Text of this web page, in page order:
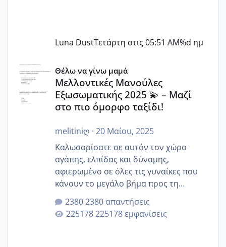
Luna DustΤετάρτη στις 05:51 AM%d ημ
Μελλοντικές Μανούλες Εξωσωματικής 2025 💫 – Μαζί
Θέλω να γίνω μαμά
Μελλοντικές Μανούλες
Εξωσωματικής 2025 💫 – Μαζί
στο πιο όμορφο ταξίδι!
melitiniღ · 20 Μαίου, 2025
Καλωσορίσατε σε αυτόν τον χώρο
αγάπης, ελπίδας και δύναμης,
αφιερωμένο σε όλες τις γυναίκες που
κάνουν το μεγάλο βήμα προς τη
μητρότητα μέσω εξωσωματικής το 2025.
Εδώ θα μοιραστούμε αγωνίες, χαρές,
εμπειρίες και κάθε μικρή ή μεγάλη
2380 απαντήσεις
225178 εμφανίσεις